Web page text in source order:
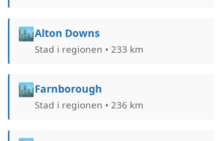
🏙️Alton Downs
Stad i regionen • 233 km
🏙️Farnborough
Stad i regionen • 236 km